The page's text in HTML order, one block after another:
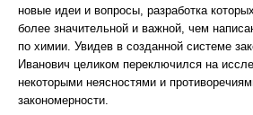
новые идеи и вопросы, разработка
более значительной и важной, чем
по химии. Увидев в созданной системе
Иванович целиком переключился на
некоторыми неясностями и
закономерности.